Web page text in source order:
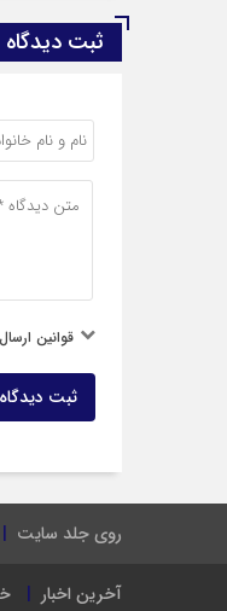
ثبت دیدگاه
قوانین
ثبت دیدگاه
روی جلد سایت
آخرین اخبار